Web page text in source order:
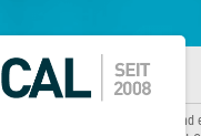
abonnieren
Sie unseren Newsletter